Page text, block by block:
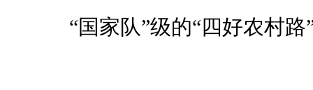
“国家队”级的“四好农村路